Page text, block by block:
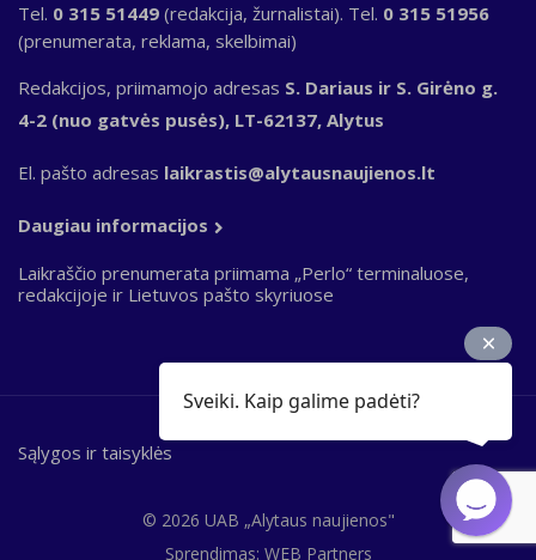
Tel. 0 315 51449 (redakcija, žurnalistai). Tel. 0 315 51956
(prenumerata, reklama, skelbimai)
Redakcijos, priimamojo adresas S. Dariaus ir S. Girėno g.
4-2 (nuo gatvės pusės), LT-62137, Alytus
El. pašto adresas laikrastis@alytausnaujienos.lt
Daugiau informacijos
Laikraščio prenumerata priimama „Perlo“ terminaluose,
redakcijoje ir Lietuvos pašto skyriuose
© 2026 UAB „Alytaus naujienos"
Bottom
Sąlygos ir taisyklės
Sprendimas: WEB Partners
Sveiki. Kaip galime padėti?